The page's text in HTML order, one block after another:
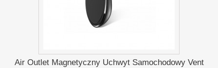
Air Outlet Magnetyczny Uchwyt Samochodowy Vent